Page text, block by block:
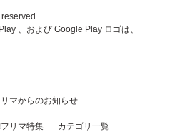
reserved.
、および Google Play ロゴは、
マからのお知らせ
リマ特集 カテゴリ一覧